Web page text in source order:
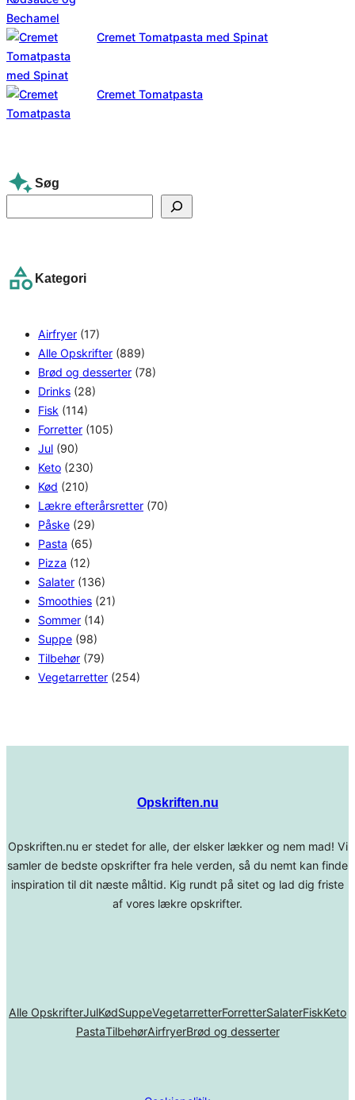
Cremet Tomatpasta med Spinat
Cremet Tomatpasta
Søg
e
c
Kategori
Airfryer (17)
Alle Opskrifter (889)
Brød og desserter (78)
Drinks (28)
Fisk (114)
Forretter (105)
Jul (90)
Keto (230)
Kød (210)
Lækre efterårsretter (70)
Påske (29)
Pasta (65)
Pizza (12)
Salater (136)
Smoothies (21)
Sommer (14)
Suppe (98)
Tilbehør (79)
Vegetarretter (254)
Opskriften.nu
Opskriften.nu er stedet for alle, der elsker lækker og nem mad! Vi
samler de bedste opskrifter fra hele verden, så du nemt kan finde
inspiration til dit næste måltid. Kig rundt på sitet og lad dig friste
af vores lækre opskrifter.
Alle OpskrifterJulKødSuppeVegetarretterForretterSalaterFiskKeto
PastaTilbehørAirfryerBrød og desserter